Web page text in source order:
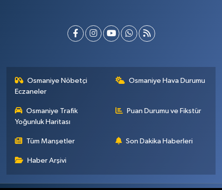
Osmaniye Nöbetçi
Eczaneler
Osmaniye Hava Durumu
Osmaniye Trafik
Yoğunluk Haritası
Puan Durumu ve Fikstür
Tüm Manşetler Son Dakika Haberleri
Haber Arşivi